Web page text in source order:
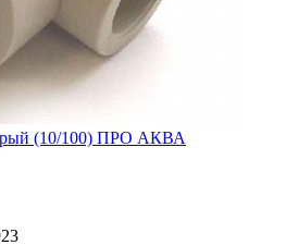
(10/100) ПРО АКВА